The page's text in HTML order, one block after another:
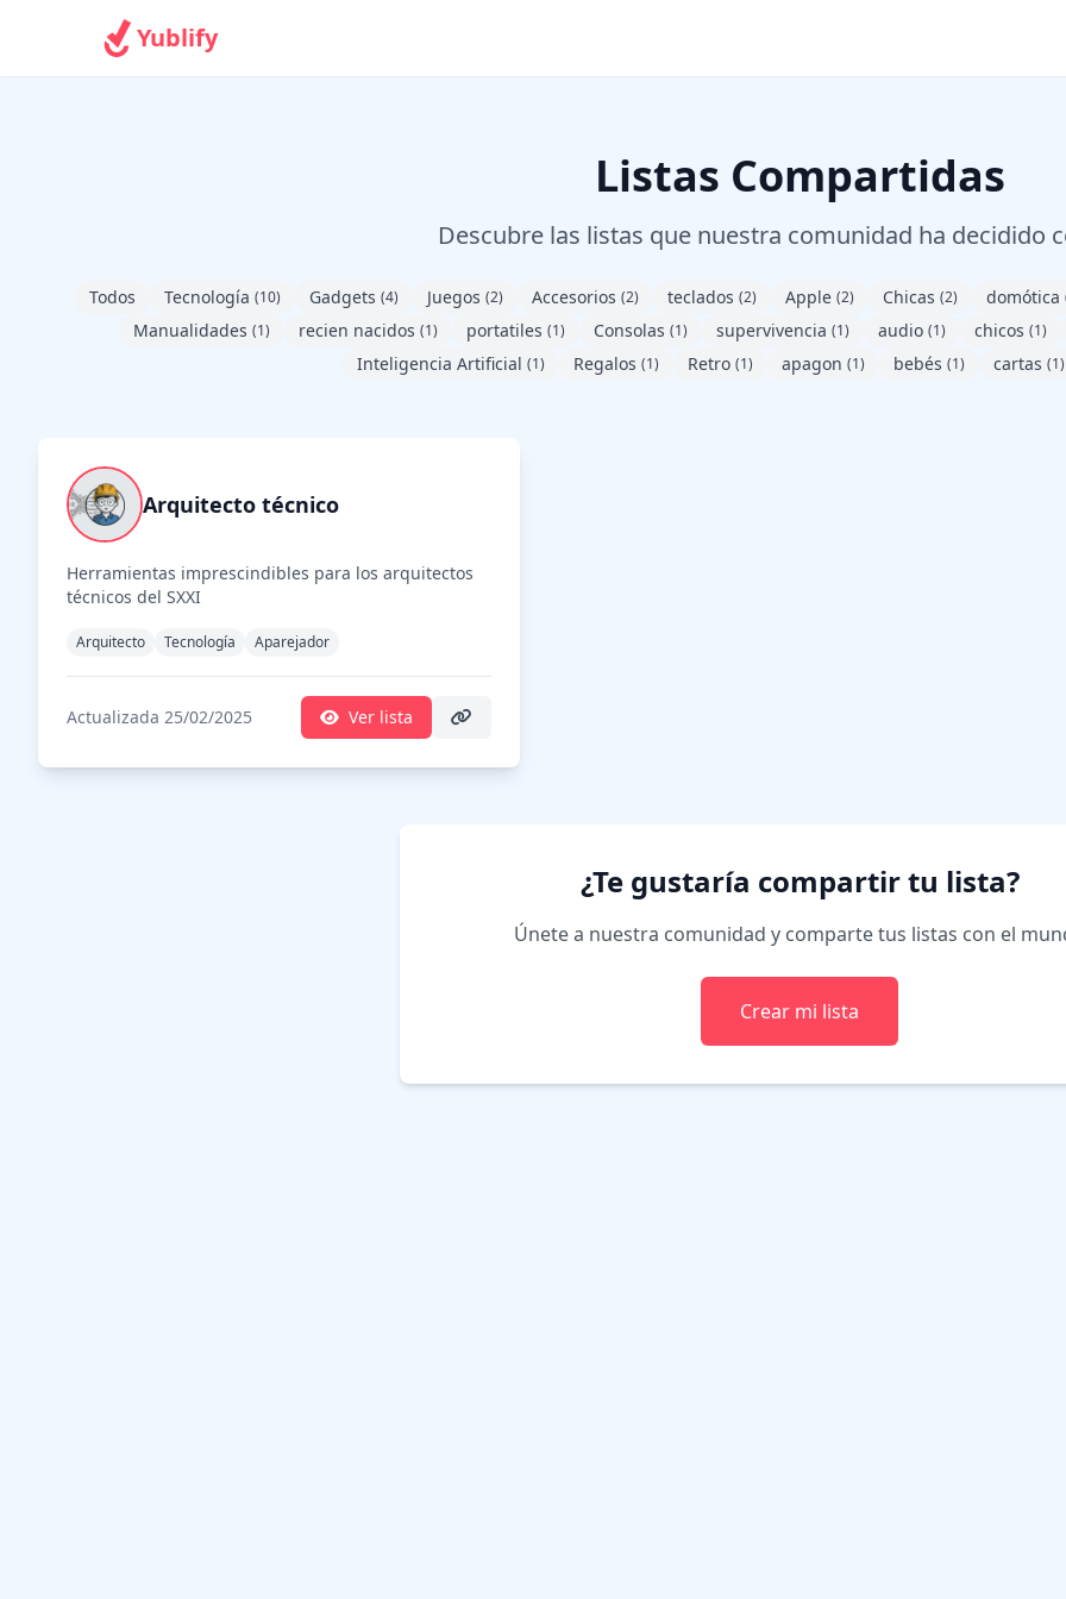
Yublify
Listas Compartidas
Descubre las listas que nuestra comunidad ha decidido
Todos Tecnología (10) Gadgets (4) Juegos (2) Accesorios (2) teclados (2) Apple (2) Chicas (2) domótica
Manualidades (1) recien nacidos (1) portatiles (1) Consolas (1) supervivencia (1) audio (1) chicos (1)
Inteligencia Artificial (1) Regalos (1) Retro (1) apagon (1) bebés (1) cartas (1)
Arquitecto técnico
Herramientas imprescindibles para los arquitectos
técnicos del SXXI
Arquitecto Tecnología Aparejador
Actualizada 25/02/2025 Ver lista
¿Te gustaría compartir tu lista?
Únete a nuestra comunidad y comparte tus listas con el
Crear mi lista